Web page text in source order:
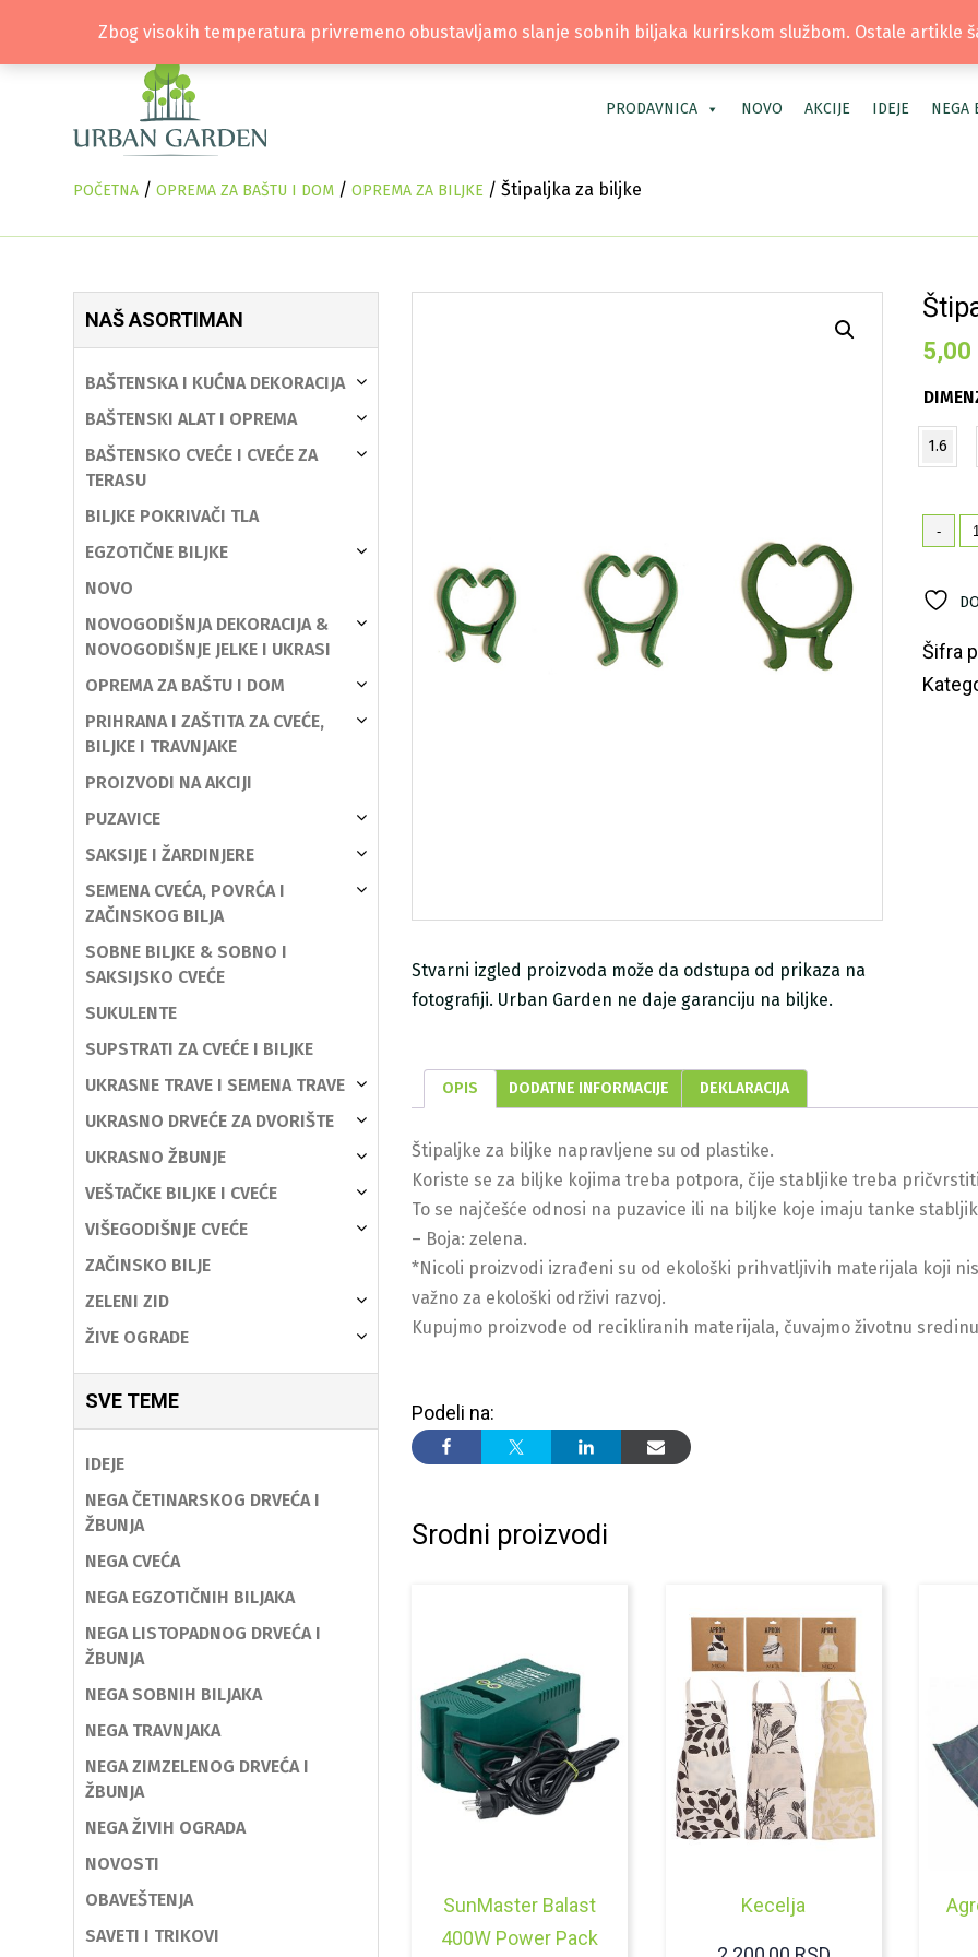
TEL: +381 66 40 40 30 | LOKACIJA:
PRODAVNICA NOVO AKCIJE IDEJE NEGA
POČETNA / OPREMA ZA BAŠTU I DOM / OPREMA ZA BILJKE / Štipaljka za biljke
NAŠ ASORTIMAN
BAŠTENSKA I KUĆNA DEKORACIJA
BAŠTENSKI ALAT I OPREMA
BAŠTENSKO CVEĆE I CVEĆE ZA
TERASU
BILJKE POKRIVAČI TLA
EGZOTIČNE BILJKE
NOVO
NOVOGODIŠNJA DEKORACIJA &
NOVOGODIŠNJE JELKE I UKRASI
OPREMA ZA BAŠTU I DOM
PRIHRANA I ZAŠTITA ZA CVEĆE,
BILJKE I TRAVNJAKE
PROIZVODI NA AKCIJI
PUZAVICE
SAKSIJE I ŽARDINJERE
SEMENA CVEĆA, POVRĆA I
ZAČINSKOG BILJA
SOBNE BILJKE & SOBNO I
SAKSIJSKO CVEĆE
SUKULENTE
SUPSTRATI ZA CVEĆE I BILJKE
UKRASNE TRAVE I SEMENA TRAVE
UKRASNO DRVEĆE ZA DVORIŠTE
UKRASNO ŽBUNJE
VEŠTAČKE BILJKE I CVEĆE
VIŠEGODIŠNJE CVEĆE
ZAČINSKO BILJE
ZELENI ZID
ŽIVE OGRADE
SVE TEME
IDEJE
NEGA ČETINARSKOG DRVEĆA I
ŽBUNJA
NEGA CVEĆA
NEGA EGZOTIČNIH BILJAKA
NEGA LISTOPADNOG DRVEĆA I
ŽBUNJA
NEGA SOBNIH BILJAKA
NEGA TRAVNJAKA
NEGA ZIMZELENOG DRVEĆA I
ŽBUNJA
NEGA ŽIVIH OGRADA
NOVOSTI
OBAVEŠTENJA
SAVETI I TRIKOVI
5,00
1.6
-
za
Šifra
Stvarni izgled proizvoda može da odstupa od prikaza na
fotografiji. Urban Garden ne daje garanciju na biljke.
OPIS DODATNE INFORMACIJE DEKLARACIJA
Štipaljke za biljke napravljene su od plastike.
Koriste se za biljke kojima treba potpora, čije stabljike treba
To se najčešće odnosi na puzavice ili na biljke koje imaju tanke
– Boja: zelena.
*Nicoli proizvodi izrađeni su od ekološki prihvatljivih materijala koji
važno za ekološki održivi razvoj.
Kupujmo proizvode od recikliranih materijala, čuvajmo životnu
Podeli na:
Srodni proizvodi
SunMaster Balast
400W Power Pack
Kecelja
Zbog visokih temperatura privremeno obustavljamo slanje sobnih biljaka kurirskom službom. Ostale artikle